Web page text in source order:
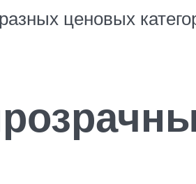
ценовых